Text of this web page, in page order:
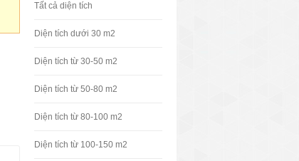
Tất cả diện tích
Diện tích dưới 30 m2
Diện tích từ 30-50 m2
Diện tích từ 50-80 m2
Diện tích từ 80-100 m2
Diện tích từ 100-150 m2